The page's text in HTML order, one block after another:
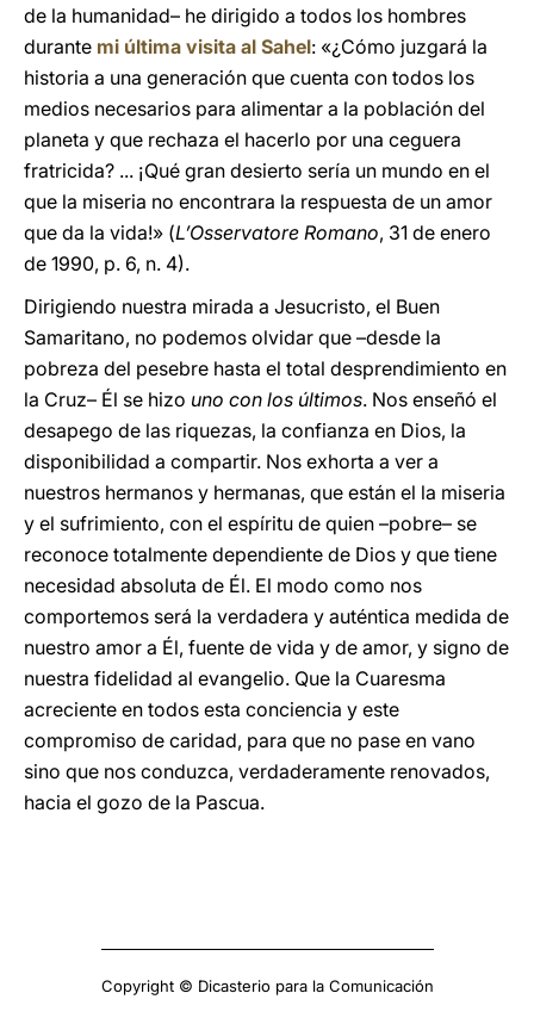
de la humanidad– he dirigido a todos los hombres
durante mi última visita al Sahel: «¿Cómo juzgará la
historia a una generación que cuenta con todos los
medios necesarios para alimentar a la población del
planeta y que rechaza el hacerlo por una ceguera
fratricida? ... ¡Qué gran desierto sería un mundo en el
que la miseria no encontrara la respuesta de un amor
que da la vida!» (L’Osservatore Romano, 31 de enero
de 1990, p. 6, n. 4).
Dirigiendo nuestra mirada a Jesucristo, el Buen
Samaritano, no podemos olvidar que –desde la
pobreza del pesebre hasta el total desprendimiento en
la Cruz– Él se hizo uno con los últimos. Nos enseñó el
desapego de las riquezas, la confianza en Dios, la
disponibilidad a compartir. Nos exhorta a ver a
nuestros hermanos y hermanas, que están el la miseria
y el sufrimiento, con el espíritu de quien –pobre– se
reconoce totalmente dependiente de Dios y que tiene
necesidad absoluta de Él. El modo como nos
comportemos será la verdadera y auténtica medida de
nuestro amor a Él, fuente de vida y de amor, y signo de
nuestra fidelidad al evangelio. Que la Cuaresma
acreciente en todos esta conciencia y este
compromiso de caridad, para que no pase en vano
sino que nos conduzca, verdaderamente renovados,
hacia el gozo de la Pascua.
Copyright © Dicasterio para la Comunicación